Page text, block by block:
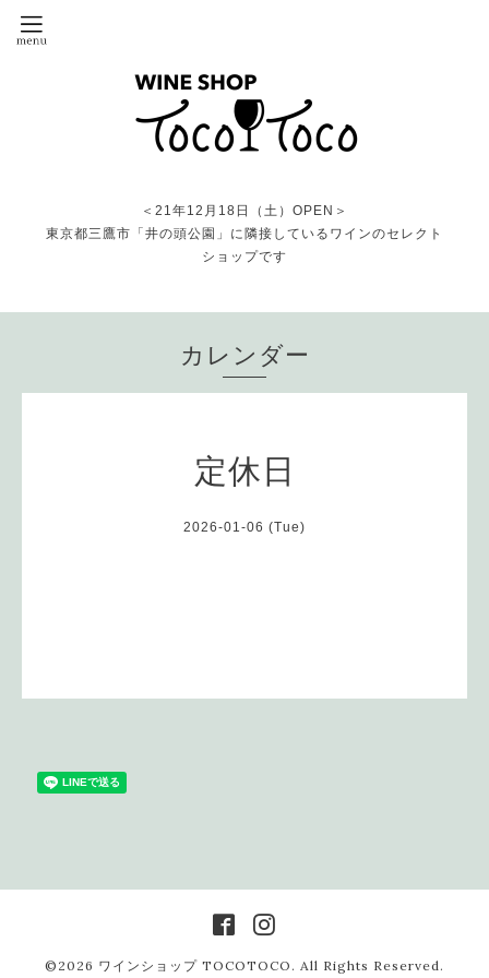
＜21年12月18日（土）OPEN＞
東京都三鷹市「井の頭公園」に隣接しているワインのセレクト
ショップです
カレンダー
定休日
2026-01-06 (Tue)
©2026 ワインショップ TOCOTOCO . All Rights Reserved.